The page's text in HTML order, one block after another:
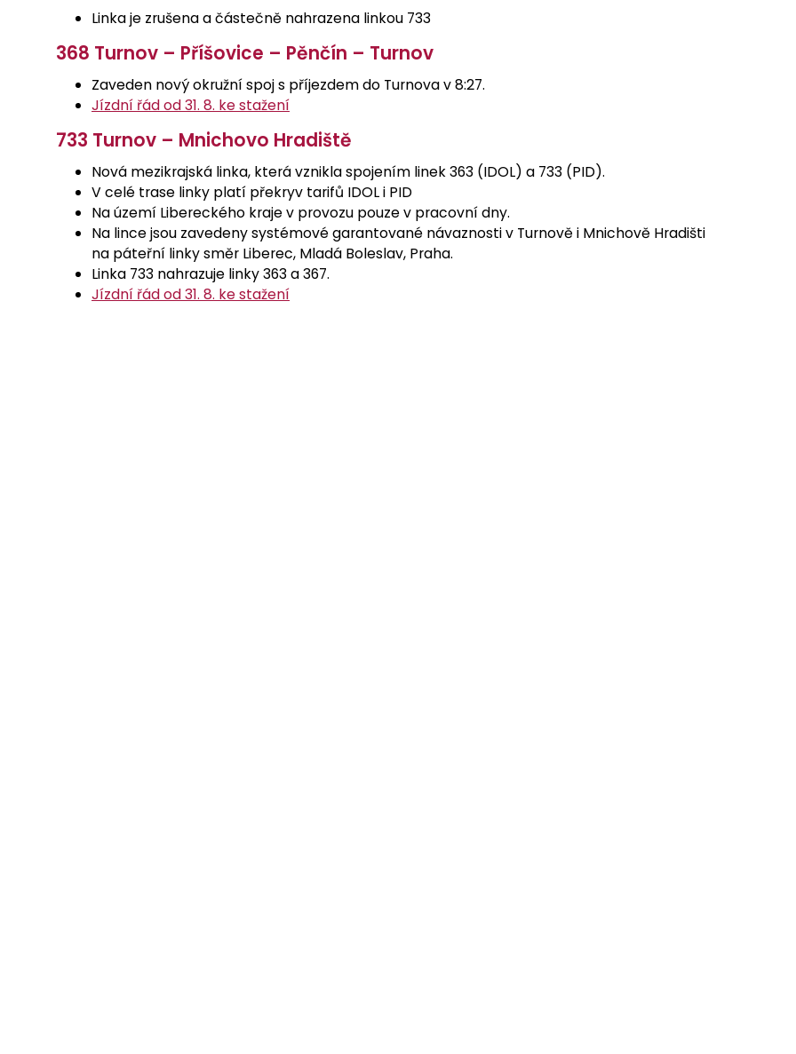
Linka je zrušena a částečně nahrazena linkou 733
368 Turnov – Příšovice – Pěnčín – Turnov
Zaveden nový okružní spoj s příjezdem do Turnova v 8:27.
Jízdní řád od 31. 8. ke stažení
733 Turnov – Mnichovo Hradiště
Nová mezikrajská linka, která vznikla spojením linek 363 (IDOL) a 733 (PID).
V celé trase linky platí překryv tarifů IDOL i PID
Na území Libereckého kraje v provozu pouze v pracovní dny.
Na lince jsou zavedeny systémové garantované návaznosti v Turnově i Mnichově Hradišti
na páteřní linky směr Liberec, Mladá Boleslav, Praha.
Linka 733 nahrazuje linky 363 a 367.
Jízdní řád od 31. 8. ke stažení